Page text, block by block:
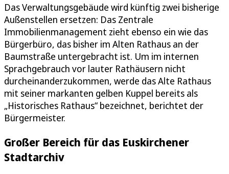
Das Verwaltungsgebäude wird künftig zwei bisherige
Außenstellen ersetzen: Das Zentrale
Immobilienmanagement zieht ebenso ein wie das
Bürgerbüro, das bisher im Alten Rathaus an der
Baumstraße untergebracht ist. Um im internen
Sprachgebrauch vor lauter Rathäusern nicht
durcheinanderzukommen, werde das Alte Rathaus
mit seiner markanten gelben Kuppel bereits als
„Historisches Rathaus“ bezeichnet, berichtet der
Bürgermeister.
Großer Bereich für das Euskirchener
Stadtarchiv